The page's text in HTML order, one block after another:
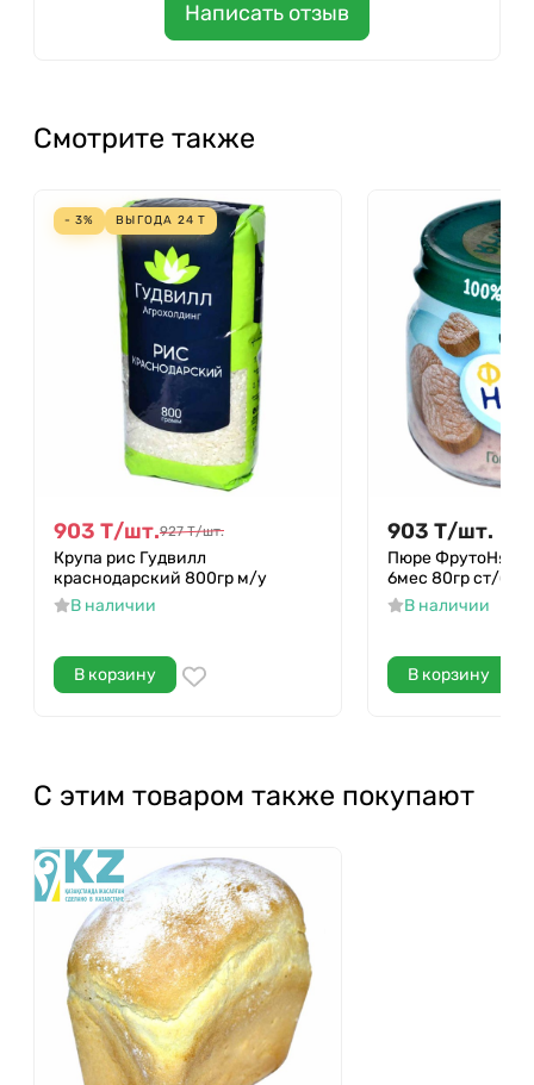
Написать отзыв
Смотрите также
- 3% ВЫГОДА 24 Т
903 Т/шт.927 Т/шт.
Крупа рис Гудвилл
краснодарский 800гр м/у
В наличии
В корзину
903 Т/шт.
Пюре ФрутоНяня
6мес 80гр ст/б
В наличии
В корзину
С этим товаром также покупают